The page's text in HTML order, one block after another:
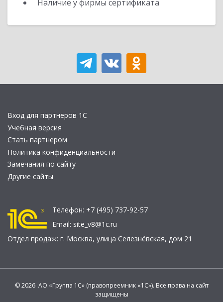
Наличие у фирмы сертификата
Вход для партнеров 1С
Учебная версия
Стать партнером
Политика конфиденциальности
Замечания по сайту
Другие сайты
Телефон: +7 (495) 737-92-57
Email: site_v8@1c.ru
Отдел продаж: г. Москва, улица Селезнёвская, дом 21
© 2026 АО «Группа 1С» (правопреемник «1С»). Все права на сайт
защищены